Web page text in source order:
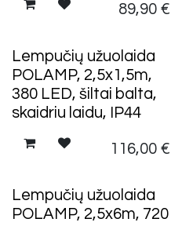
89,90€
Lempučių užuolaida
POLAMP, 2,5x1,5m,
380 LED, šiltai balta,
skaidriu laidu, IP44
116,00€
Lempučių užuolaida
POLAMP, 2,5x6m, 720